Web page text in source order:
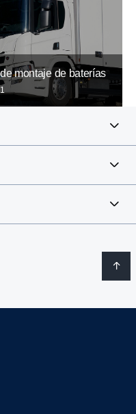
montaje de baterías